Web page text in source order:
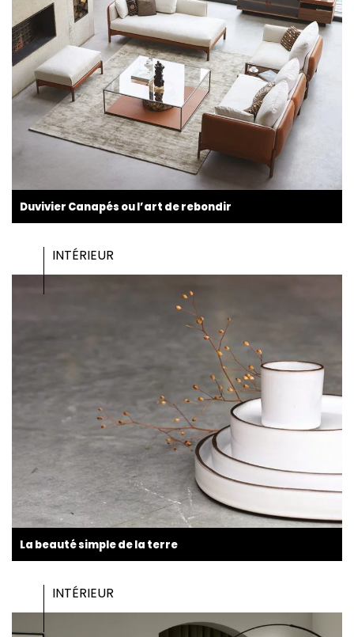
Duvivier Canapés ou l’art de rebondir
INTÉRIEUR
La beauté simple de la terre
INTÉRIEUR